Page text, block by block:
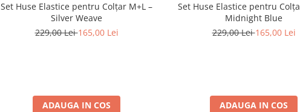
Set Huse Elastice pentru Colțar M+L –
Silver Weave
229,00 Lei165,00 Lei
ADAUGA IN COS
Set Huse Elastice pentru
Midnight Blue
229,00 Lei165,00 Lei
ADAUGA IN COS